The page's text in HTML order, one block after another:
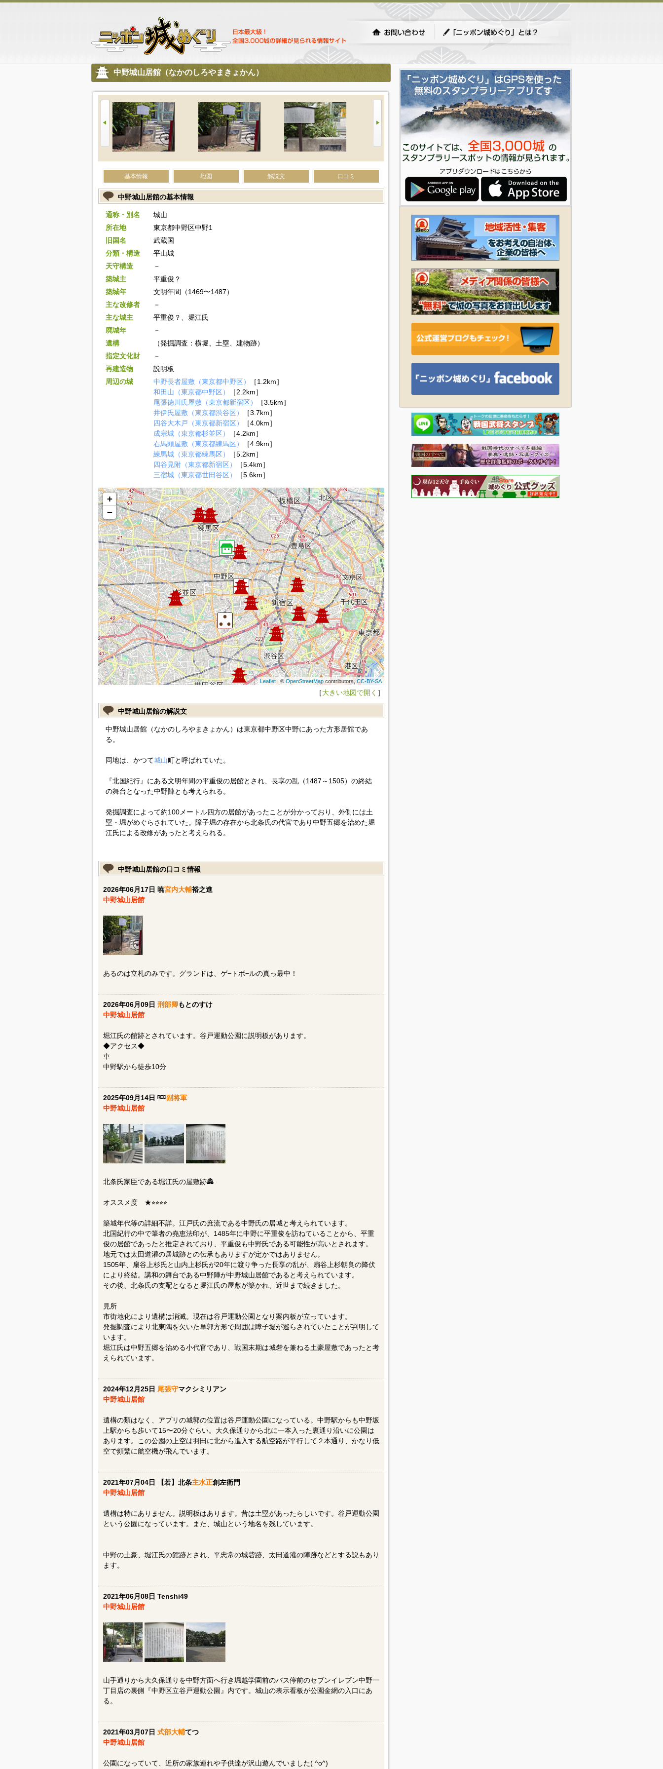
中野城山居館（なかのしろやまきょかん）
基本情報 地図 解説文 口コミ
中野城山居館の基本情報
通称・別名
城山
所在地
東京都中野区中野1
旧国名
武蔵国
分類・構造
平山城
天守構造
－
築城主
平重俊？
築城年
文明年間（1469〜1487）
主な改修者
－
主な城主
平重俊？、堀江氏
廃城年
－
遺構
（発掘調査：横堀、土塁、建物跡）
指定文化財
－
再建造物
説明板
周辺の城
中野長者屋敷（東京都中野区）
［1.2km］
和田山（東京都中野区）
［2.2km］
尾張徳川氏屋敷（東京都新宿区）
［3.5km］
井伊氏屋敷（東京都渋谷区）
［3.7km］
四谷大木戸（東京都新宿区）
［4.0km］
成宗城（東京都杉並区）
［4.2km］
右馬頭屋敷（東京都練馬区）
［4.9km］
練馬城（東京都練馬区）
［5.2km］
四谷見附（東京都新宿区）
［5.4km］
三宿城（東京都世田谷区）
［5.6km］
+
−
Leaflet| ©OpenStreetMapcontributors,CC-BY-SA
［大きい地図で開く ］
中野城山居館の解説文
中野城山居館（なかのしろやまきょかん）は東京都中野区中野にあった方形居館であ
る。
同地は、かつて城山町と呼ばれていた。
『北国紀行』にある文明年間の平重俊の居館とされ、長享の乱（1487～1505）の終結
の舞台となった中野陣とも考えられる。
発掘調査によって約100メートル四方の居館があったことが分かっており、外側には土
塁・堀がめぐらされていた。障子堀の存在から北条氏の代官であり中野五郷を治めた堀
江氏による改修があったと考えられる。
中野城山居館の口コミ情報
2026年06月17日 暁宮内大輔裕之進
中野城山居館
あるのは立札のみです。グランドは、ゲ−トボ−ルの真っ最中！
2026年06月09日 刑部卿もとのすけ
中野城山居館
堀江氏の館跡とされています。谷戸運動公園に説明板があります。
◆アクセス◆
車
中野駅から徒歩10分
2025年09月14日 ᴿᴱᴰ副将軍
中野城山居館
北条氏家臣である堀江氏の屋敷跡🏯
オススメ度 ★⭐︎⭐︎⭐︎⭐︎
築城年代等の詳細不詳。江戸氏の庶流である中野氏の居城と考えられています。
北国紀行の中で筆者の堯恵法印が、1485年に中野に平重俊を訪ねていることから、平重
俊の居館であったと推定されており、平重俊も中野氏である可能性が高いとされます。
地元では太田道灌の居城跡との伝承もありますが定かではありません。
1505年、扇谷上杉氏と山内上杉氏が20年に渡り争った長享の乱が、扇谷上杉朝良の降伏
により終結。講和の舞台である中野陣が中野城山居館であると考えられています。
その後、北条氏の支配となると堀江氏の屋敷が築かれ、近世まで続きました。
見所
市街地化により遺構は消滅。現在は谷戸運動公園となり案内板が立っています。
発掘調査により北東隅を欠いた単郭方形で周囲は障子堀が巡らされていたことが判明して
います。
堀江氏は中野五郷を治める小代官であり、戦国末期は城砦を兼ねる土豪屋敷であったと考
えられています。
2024年12月25日 尾張守マクシミリアン
中野城山居館
遺構の類はなく、アプリの城郭の位置は谷戸運動公園になっている。中野駅からも中野坂
上駅からも歩いて15〜20分ぐらい。大久保通りから北に一本入った裏通り沿いに公園は
あります。この公園の上空は羽田に北から進入する航空路が平行して２本通り、かなり低
空で頻繁に航空機が飛んでいます。
2021年07月04日 【若】北条主水正創左衛門
中野城山居館
遺構は特にありません。説明板はあります。昔は土塁があったらしいです。谷戸運動公園
という公園になっています。また、城山という地名を残しています。
中野の土豪、堀江氏の館跡とされ、平忠常の城砦跡、太田道灌の陣跡などとする説もあり
ます。
2021年06月08日 Tenshi49
中野城山居館
山手通りから大久保通りを中野方面へ行き堀越学園前のバス停前のセブンイレブン中野一
丁目店の裏側『中野区立谷戸運動公園』内です。城山の表示看板が公園金網の入口にあ
る。
2021年03月07日 式部大輔てつ
中野城山居館
公園になっていて、近所の家族連れや子供達が沢山遊んでいました( ^o^)